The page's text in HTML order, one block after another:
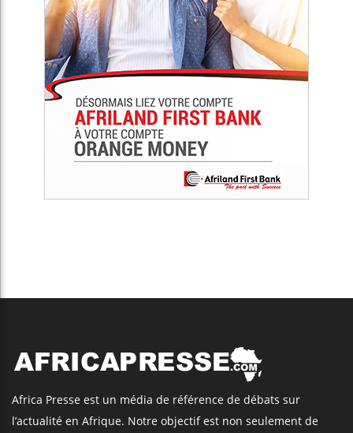
Africa Presse est un média de référence de débats sur
l’actualité en Afrique. Notre objectif est non seulement de